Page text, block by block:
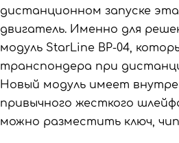
дистанционном запуске
двигатель. Именно для
модуль StarLine BP-04,
транспондера при
Новый модуль имеет
привычного жесткого
можно разместить ключ,